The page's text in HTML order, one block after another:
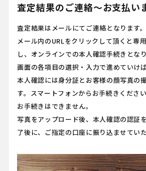
査定結果のご連絡～お支払い
査定結果はメールにてご連絡となります。
メール内のURLをクリックして頂くと専
し、オンラインでの本人確認手続きとなり
画面の各項目の選択・入力で進めていけば
本人確認には身分証とお客様の顔写真の
す。スマートフォンからお手続きくださ
お手続きはできません。
写真をアップロード後、本人確認の認証
了後に、ご指定の口座に振り込ませていた